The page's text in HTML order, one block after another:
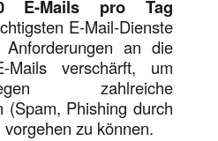
E-Mails pro Tag
E-Mail-Dienste
an die
Mails verschärft, um
zahlreiche
(Spam, Phishing durch
zu können.